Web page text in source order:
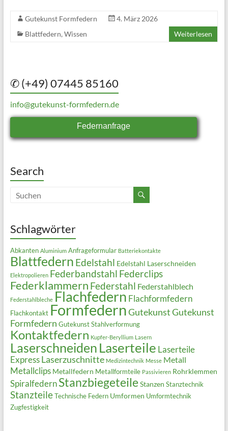
Gutekunst Formfedern
4. März 2026
Blattfedern, Wissen Weiterlesen
✆ (+49) 07445 85160
info@gutekunst-formfedern.de
Federnanfrage
Search
Schlagwörter
Abkanten Aluminium Anfrageformular Batteriekontakte
Blattfedern Edelstahl Edelstahl Laserschneiden
Elektropolieren Federbandstahl Federclips
Federklammern Federstahl Federstahlblech
Federstahlbleche Flachfedern Flachformfedern
Flachkontakt FormfedernGutekunstGutekunst
Formfedern Gutekunst Stahlverformung
Kontaktfedern Kupfer-Beryllium Lasern
Laserschneiden Laserteile Laserteile
Express Laserzuschnitte Medizintechnik Messe Metall
Metallclips Metallfedern Metallformteile Passivieren Rohrklemmen
Spiralfedern Stanzbiegeteile Stanzen Stanztechnik
Stanzteile Technische Federn Umformen Umformtechnik
Zugfestigkeit